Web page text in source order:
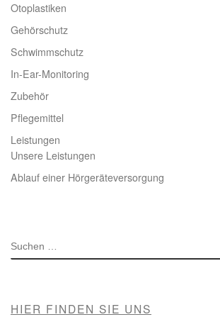
Otoplastiken
Gehörschutz
Schwimmschutz
In-Ear-Monitoring
Zubehör
Pflegemittel
Leistungen
Unsere Leistungen
Ablauf einer Hörgeräteversorgung
SUCHE
HIER FINDEN SIE UNS